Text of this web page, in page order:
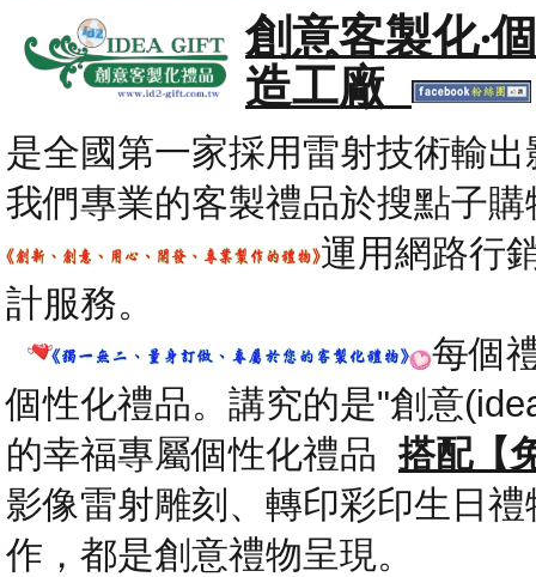
創意客製化‧
造工廠
是全國第一家採用雷射技術輸
我們專業的客製禮品於搜點子
運用網路行
計服務。
每個
個性化禮品。講究的是"創意
的幸福專屬個性化禮品搭配【
影像雷射雕刻、轉印彩印生日禮
作，都是創意禮物呈現。